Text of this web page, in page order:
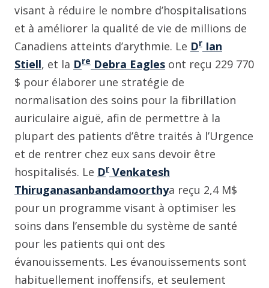
visant à réduire le nombre d’hospitalisations
et à améliorer la qualité de vie de millions de
Canadiens atteints d’arythmie. Le Dr Ian
Stiell, et la Dre Debra Eagles ont reçu 229 770
$ pour élaborer une stratégie de
normalisation des soins pour la fibrillation
auriculaire aiguë, afin de permettre à la
plupart des patients d’être traités à l’Urgence
et de rentrer chez eux sans devoir être
hospitalisés. Le Dr Venkatesh
Thiruganasanbandamoorthya reçu 2,4 M$
pour un programme visant à optimiser les
soins dans l’ensemble du système de santé
pour les patients qui ont des
évanouissements. Les évanouissements sont
habituellement inoffensifs, et seulement